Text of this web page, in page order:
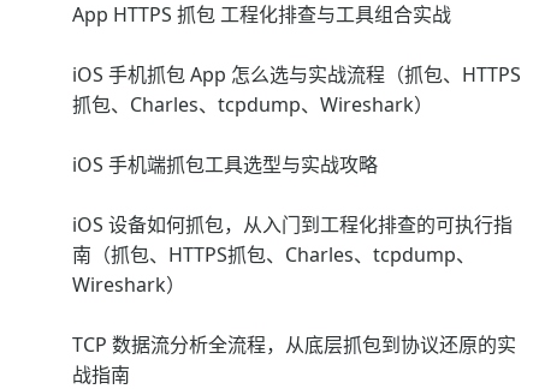
App HTTPS 抓包 工程化排查与工具组合实战
iOS 手机抓包 App 怎么选与实战流程（抓包、HTTPS
抓包、Charles、tcpdump、Wireshark）
iOS 手机端抓包工具选型与实战攻略
iOS 设备如何抓包，从入门到工程化排查的可执行指
南（抓包、HTTPS抓包、Charles、tcpdump、
Wireshark）
TCP 数据流分析全流程，从底层抓包到协议还原的实
战指南